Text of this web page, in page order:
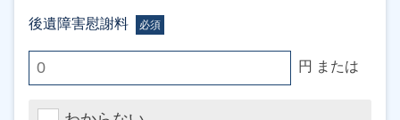
後遺障害慰謝料 必須
円 または